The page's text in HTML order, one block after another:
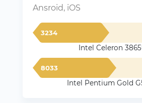
Ansroid, iOS
3234
Intel Celeron
8033
Intel Pentium Gold